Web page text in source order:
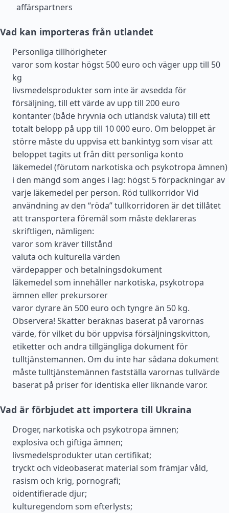
affärspartners
Vad kan importeras från utlandet
Personliga tillhörigheter
varor som kostar högst 500 euro och väger upp till 50
kg
livsmedelsprodukter som inte är avsedda för
försäljning, till ett värde av upp till 200 euro
kontanter (både hryvnia och utländsk valuta) till ett
totalt belopp på upp till 10 000 euro. Om beloppet är
större måste du uppvisa ett bankintyg som visar att
beloppet tagits ut från ditt personliga konto
läkemedel (förutom narkotiska och psykotropa ämnen)
i den mängd som anges i lag: högst 5 förpackningar av
varje läkemedel per person. Röd tullkorridor Vid
användning av den “röda” tullkorridoren är det tillåtet
att transportera föremål som måste deklareras
skriftligen, nämligen:
varor som kräver tillstånd
valuta och kulturella värden
värdepapper och betalningsdokument
läkemedel som innehåller narkotiska, psykotropa
ämnen eller prekursorer
varor dyrare än 500 euro och tyngre än 50 kg.
Observera! Skatter beräknas baserat på varornas
värde, för vilket du bör uppvisa försäljningskvitton,
etiketter och andra tillgängliga dokument för
tulltjänstemannen. Om du inte har sådana dokument
måste tulltjänstemännen fastställa varornas tullvärde
baserat på priser för identiska eller liknande varor.
Vad är förbjudet att importera till Ukraina
Droger, narkotiska och psykotropa ämnen;
explosiva och giftiga ämnen;
livsmedelsprodukter utan certifikat;
tryckt och videobaserat material som främjar våld,
rasism och krig, pornografi;
oidentifierade djur;
kulturegendom som efterlysts;